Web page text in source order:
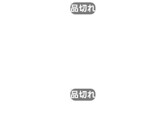
品切れ
品切れ